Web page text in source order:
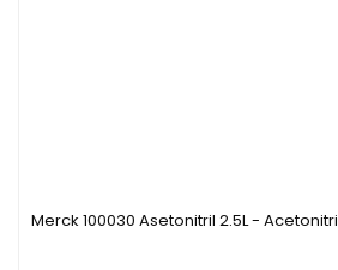
Merck 100030 Asetonitril 2.5L -